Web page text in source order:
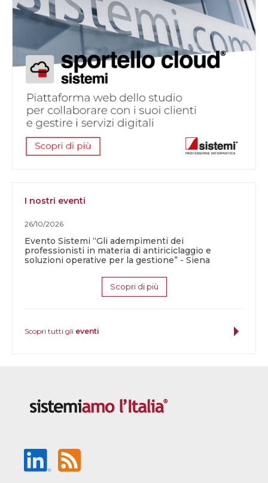
I nostri eventi
26/10/2026
Evento Sistemi “Gli adempimenti dei
professionisti in materia di antiriciclaggio e
soluzioni operative per la gestione” - Siena
Scopri di più
Scopri tutti gli eventi